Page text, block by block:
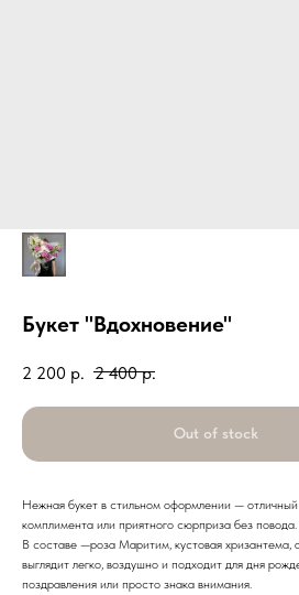
Букет "Вдохновение"
2 200 р. 2 400 р.
Out of stock
Нежная букет в стильном оформлении —
комплимента или приятного сюрприза без повода.
В составе —роза Маритим, кустовая хризантема,
выглядит легко, воздушно и подходит для дня
поздравления или просто знака внимания.